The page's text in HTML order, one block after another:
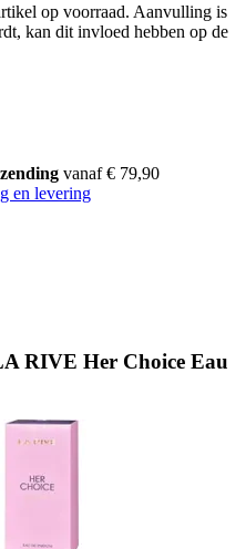
op voorraad. Aanvulling is
kan dit invloed hebben op de
vanaf € 79,90
en levering
RIVE Her Choice Eau